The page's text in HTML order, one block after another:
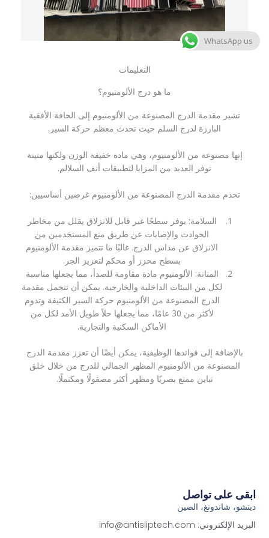
التعليمات
ما هو درج الألومنيوم؟
تشير مقدمة الدرج المصنوعة من الألومنيوم إلى الحافة الأفقية
البارزة لدرج السلم حيث تحدث معظم حركة السير.
إنها مصنوعة من الألومنيوم، وهي مادة خفيفة الوزن ولكنها متينة
توفر العديد من المزايا لتطبيقات أنف السلالم.
تخدم مقدمة الدرج المصنوعة من الألومنيوم غرضين أساسيين:
السلامة: يوفر سطحًا غير قابل للانزلاق يقلل من مخاطر
الحوادث والإصابات عن طريق منع المستخدمين من
الانزلاق عن مداس الدرج. غالبًا ما تتميز مقدمة الألومنيوم
بسطح محزز أو محكم لتعزيز الجر.
المتانة: الألومنيوم مادة مقاومة للصدأ، مما يجعلها مناسبة
لكل من البيئات الداخلية والخارجية. يمكن أن تتحمل مقدمة
الدرج المصنوعة من الألومنيوم حركة السير الكثيفة وتدوم
لأكثر من 30 عامًا، مما يجعلها حلاً طويل الأمد لكل من
الأماكن السكنية والتجارية.
بالإضافة إلى فوائدها الوظيفية، يمكن أيضًا أن تعزز مقدمة الدرج
المصنوعة من الألومنيوم المظهر الجمالي للدرج من خلال خلق
تباين ممتع بصريًا ومظهر أكثر مصقولًا ومكتملًا.
ابقى على تواصل
ديتشو، شاندونغ، الصين
البريد الإلكتروني: info@antisliptech.com
WhatsApp us